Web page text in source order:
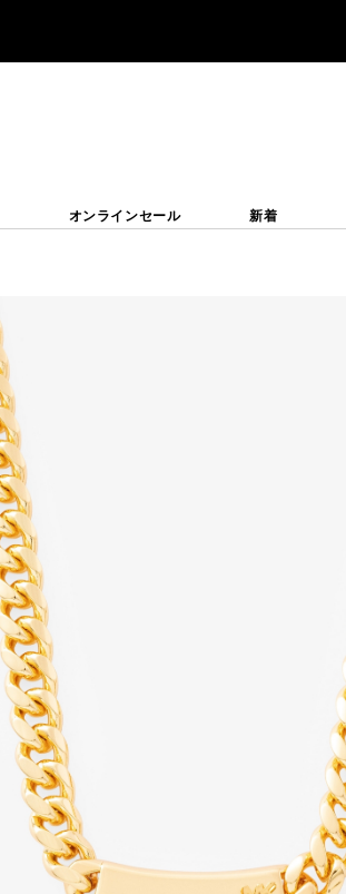
オンラインセール 新着